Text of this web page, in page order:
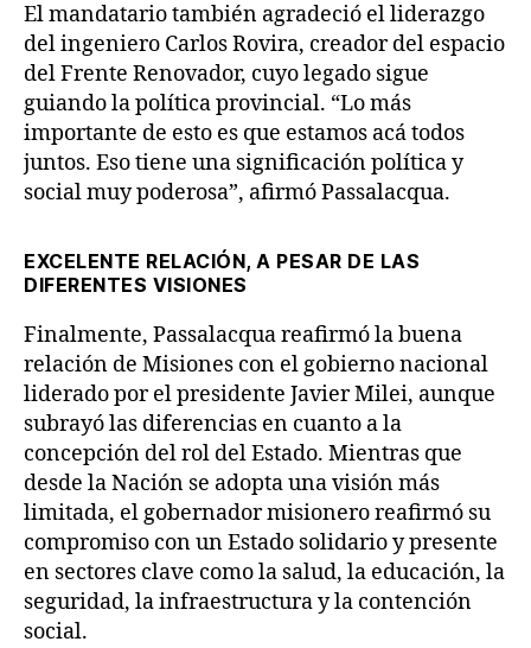
El mandatario también agradeció el liderazgo
del ingeniero Carlos Rovira, creador del espacio
del Frente Renovador, cuyo legado sigue
guiando la política provincial. “Lo más
importante de esto es que estamos acá todos
juntos. Eso tiene una significación política y
social muy poderosa”, afirmó Passalacqua.
EXCELENTE RELACIÓN, A PESAR DE LAS
DIFERENTES VISIONES
Finalmente, Passalacqua reafirmó la buena
relación de Misiones con el gobierno nacional
liderado por el presidente Javier Milei, aunque
subrayó las diferencias en cuanto a la
concepción del rol del Estado. Mientras que
desde la Nación se adopta una visión más
limitada, el gobernador misionero reafirmó su
compromiso con un Estado solidario y presente
en sectores clave como la salud, la educación, la
seguridad, la infraestructura y la contención
social.